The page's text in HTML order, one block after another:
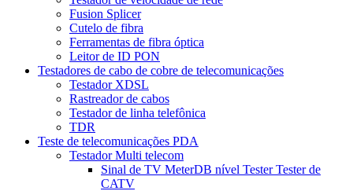
Fusion Splicer
Cutelo de fibra
Ferramentas de fibra óptica
Leitor de ID PON
Testadores de cabo de cobre de telecomunicações
Testador XDSL
Rastreador de cabos
Testador de linha telefônica
TDR
Teste de telecomunicações PDA
Testador Multi telecom
Sinal de TV MeterDB nível Tester Tester de
CATV